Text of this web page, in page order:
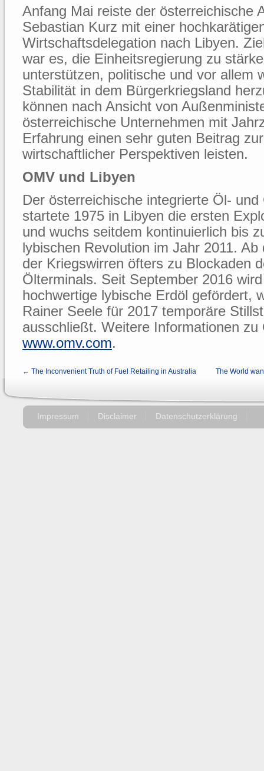
Anfang Mai reiste der österreichische
Sebastian Kurz mit einer
Wirtschaftsdelegation nach Libyen.
war es, die Einheitsregierung zu
unterstützen, politische und vor allem
Stabilität in dem Bürgerkriegsland
können nach Ansicht von
österreichische Unternehmen mit
Erfahrung einen sehr guten Beitrag
wirtschaftlicher Perspektiven leisten.
OMV und Libyen
Der österreichische integrierte Öl-
startete 1975 in Libyen die ersten
und wuchs seitdem kontinuierlich bis
lybischen Revolution im Jahr 2011.
der Kriegswirren öfters zu Blockaden
Ölterminals. Seit September 2016
hochwertige lybische Erdöl gefördert,
Rainer Seele für 2017 temporäre
ausschließt. Weitere Informationen zu
www.omv.com.
← The Inconvenient Truth of Fuel Retailing in Australia The World
Impressum Disclaimer Datenschutzerklärung